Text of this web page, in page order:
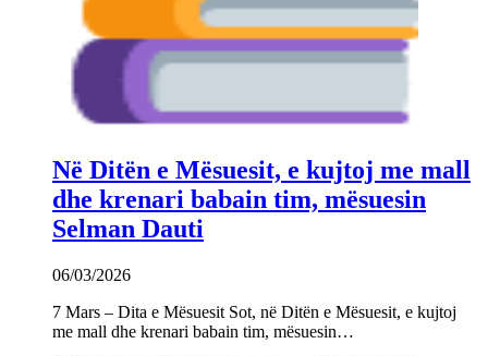
Në Ditën e Mësuesit, e kujtoj me mall
dhe krenari babain tim, mësuesin
Selman Dauti
06/03/2026
7 Mars – Dita e Mësuesit Sot, në Ditën e Mësuesit, e kujtoj
me mall dhe krenari babain tim, mësuesin…